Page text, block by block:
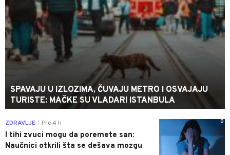
SPAVAJU U IZLOZIMA, ČUVAJU METRO I OSVAJAJU
TURISTE: MAČKE SU VLADARI ISTANBULA
0
ZDRAVLJE Pre 4 h
I tihi zvuci mogu da poremete san:
Naučnici otkrili šta se dešava mozgu